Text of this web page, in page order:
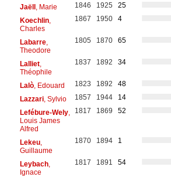
Jaëll, Marie 1846 1925
25
Koechlin,
Charles
1867 1950 4
Labarre,
Theodore
1805 1870 65
Lalliet,
Théophile
1837 1892 34
Lalò, Edouard 1823 1892
48
Lazzari, Sylvio 1857 1944
14
Lefébure-Wely,
Louis James
Alfred
1817 1869 52
Lekeu,
Guillaume
1870 1894 1
Leybach,
Ignace
1817 1891 54